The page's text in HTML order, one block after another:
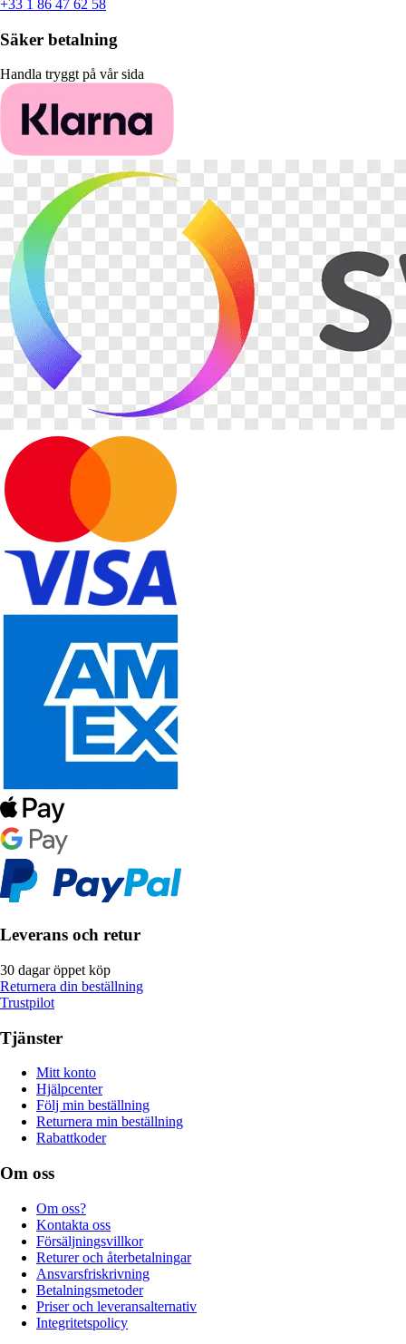
+33 1 86 47 62 58
Säker betalning
Handla tryggt på vår sida
Leverans och retur
30 dagar öppet köp
Returnera din beställning
Trustpilot
Tjänster
Mitt konto
Hjälpcenter
Följ min beställning
Returnera min beställning
Rabattkoder
Om oss
Om oss?
Kontakta oss
Försäljningsvillkor
Returer och återbetalningar
Ansvarsfriskrivning
Betalningsmetoder
Priser och leveransalternativ
Integritetspolicy